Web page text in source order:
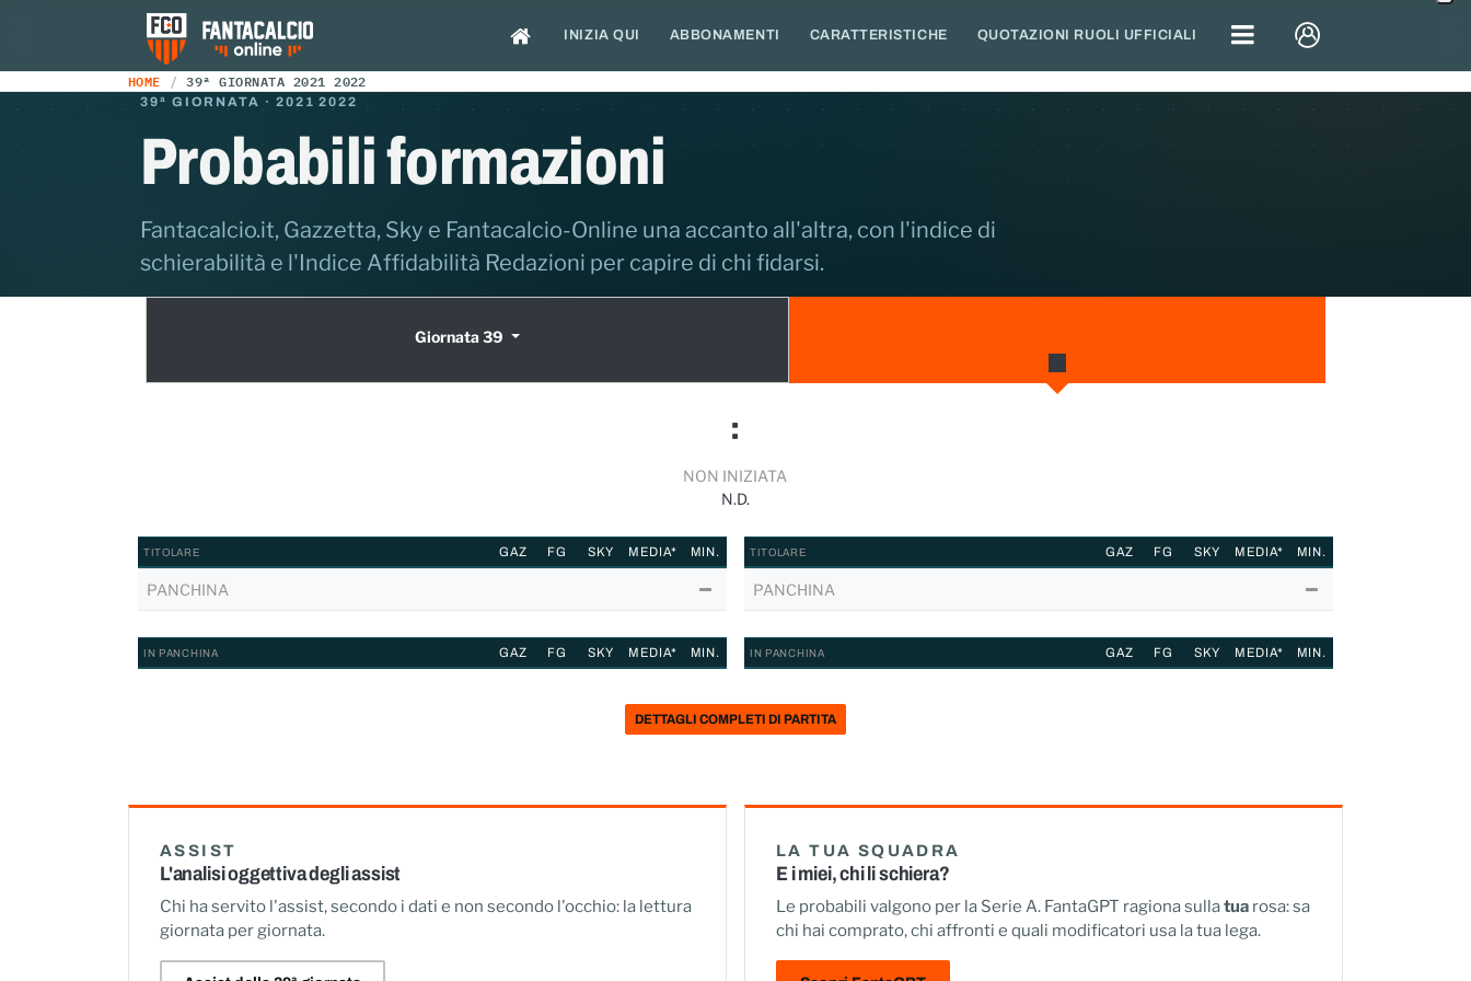
INIZIA QUI ABBONAMENTI CARATTERISTICHE QUOTAZIONI RUOLI UFFICIALI
HOME 39ª GIORNATA 2021 2022
39ª GIORNATA · 2021 2022
Probabili formazioni
Fantacalcio.it, Gazzetta, Sky e Fantacalcio-Online una accanto all'altra, con l'indice di
schierabilità e l'Indice Affidabilità Redazioni per capire di chi fidarsi.
Giornata 39
:
NON INIZIATA
N.D.
TITOLARE GAZ FG SKY MEDIA* MIN.
PANCHINA
IN PANCHINA GAZ FG SKY MEDIA* MIN.
TITOLARE GAZ FG SKY MEDIA* MIN.
PANCHINA
IN PANCHINA GAZ FG SKY MEDIA* MIN.
DETTAGLI COMPLETI DI PARTITA
ASSIST
L'analisi oggettiva degli assist
Chi ha servito l'assist, secondo i dati e non secondo l'occhio: la lettura
giornata per giornata.
LA TUA SQUADRA
E i miei, chi li schiera?
Le probabili valgono per la Serie A. FantaGPT ragiona sullatua rosa: sa
chi hai comprato, chi affronti e quali modificatori usa la tua lega.